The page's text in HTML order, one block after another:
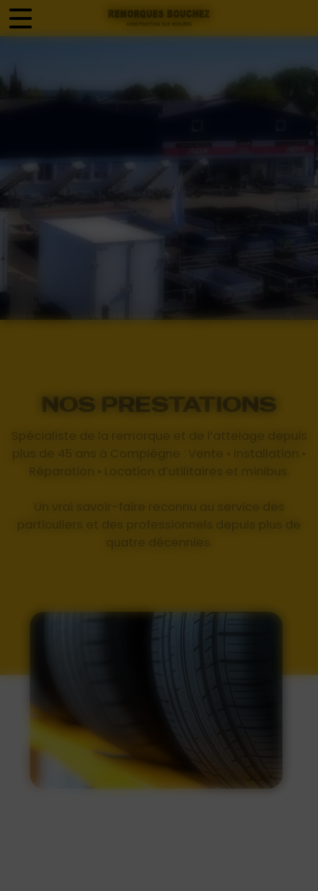
Panneau de gestion des cookies
NOS PRESTATIONS
Spécialiste de la remorque et de l’attelage depuis
plus de 45 ans à Compiègne : Vente • Installation •
Réparation • Location d’utilitaires et minibus.
Un vrai savoir-faire reconnu au service des
particuliers et des professionnels depuis plus de